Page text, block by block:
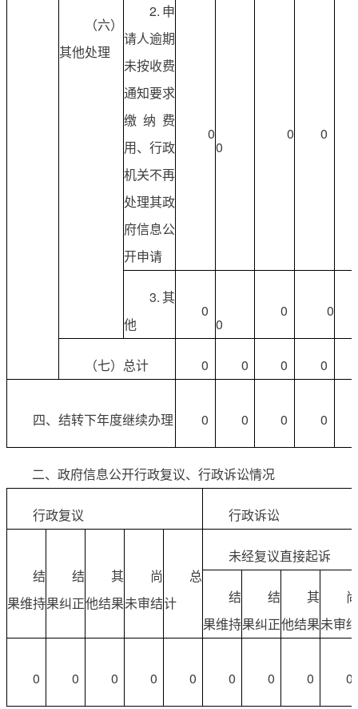
（六）
其他处理
2.申
请人逾期
未按收费
通知要求
缴纳费
用、行政
机关不再
处理其政
府信息公
开申请
0
0
0 0
3.其
他
0
0
0 0
（七）总计 0 0 0 0
四、结转下年度继续办理 0 0 0 0
二、政府信息公开行政复议、行政诉讼情况
行政复议 行政诉讼
结
果维持
结
果纠正
其
他结果
尚
未审结
总
计
未经复议直接起诉
结
果维持
结
果纠正
其
他结果
尚
未审结
0 0 0 0 0 0 0 0 0